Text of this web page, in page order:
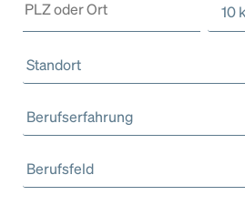
10
Standort
Berufserfahrung
Berufsfeld